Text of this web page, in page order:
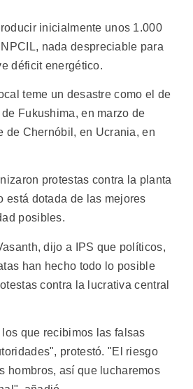
inicialmente unos 1.000
nada despreciable para
déficit energético.
teme un desastre como el de
Fukushima, en marzo de
de Chernóbil, en Ucrania, en
protestas contra la planta
está dotada de las mejores
posibles.
dijo a IPS que políticos,
han hecho todo lo posible
contra la lucrativa central
que recibimos las falsas
protestó. "El riesgo
hombros, así que lucharemos